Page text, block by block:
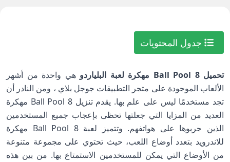
جدول المحتويات
تحميل 8 Ball Pool مهكرة لعبة البلياردو
هي واحدة من أشهر
الألعاب الموجودة على متجر التطبيقات جوجل بلاي ، ومن النادر أن
تجد مستخدمًا ليس على علم بها. يقدم تنزيل 8 Ball Pool مهكرة
العديد من المزايا التي جعلتها تحظى بإعجاب جميع المستخدمين
الذين جربوها على هواتفهم. وتتميز لعبة 8 Ball Pool مهكرة
للاندرويد بتعدد أوضاع اللعب، حيث تحتوي على مجموعة متنوعة
من الأوضاع التي يمكن للمستخدمين الاستمتاع بها. من بين هذه